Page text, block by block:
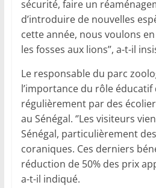
sécurité, faire un
d’introduire de nouvelles
cette année, nous voulons
les fosses aux lions’’, a-t-il
Le responsable du parc
l’importance du rôle éducatif
régulièrement par des
au Sénégal. ‘’Les visiteurs
Sénégal, particulièrement
coraniques. Ces derniers
réduction de 50% des prix
a-t-il indiqué.